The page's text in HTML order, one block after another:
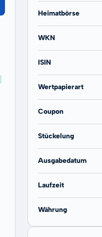
20 Jahre
Heimatbörse
WKN
ISIN
Wertpapierart
Coupon
Stückelung
Ausgabedatum
Laufzeit
Währung